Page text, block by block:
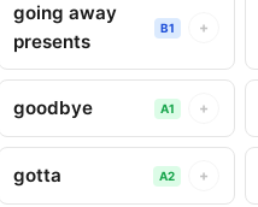
going away
presents
B1 +
goodbye A1 +
gotta A2 +